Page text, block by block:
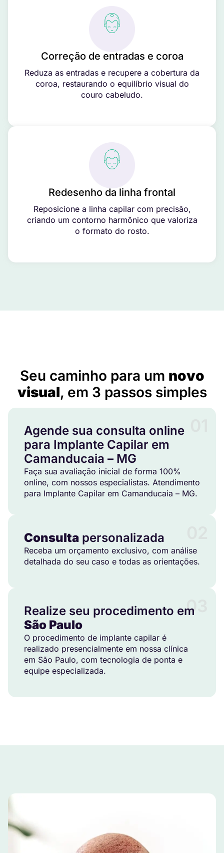
Correção de entradas e coroa
Reduza as entradas e recupere a cobertura da
coroa, restaurando o equilíbrio visual do
couro cabeludo.
Redesenho da linha frontal
Reposicione a linha capilar com precisão,
criando um contorno harmônico que valoriza
o formato do rosto.
Seu caminho para um novo
visual, em 3 passos simples
Agende sua consulta online
para Implante Capilar em
Camanducaia – MG
Faça sua avaliação inicial de forma 100%
online, com nossos especialistas. Atendimento
para Implante Capilar em Camanducaia – MG.
Consulta personalizada
Receba um orçamento exclusivo, com análise
detalhada do seu caso e todas as orientações.
03
Realize seu procedimento em
São Paulo
O procedimento de implante capilar é
realizado presencialmente em nossa clínica
em São Paulo, com tecnologia de ponta e
equipe especializada.